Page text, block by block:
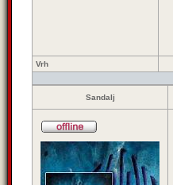
Vrh
Sandalj